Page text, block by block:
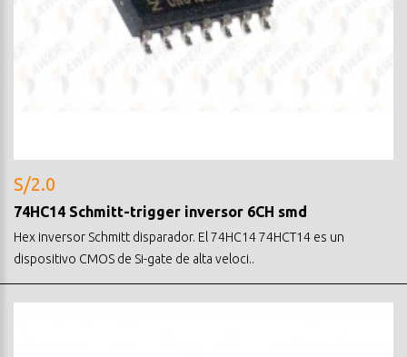
S/2.0
74HC14 Schmitt-trigger inversor 6CH smd
Hex inversor Schmitt disparador. El 74HC14 74HCT14 es un
dispositivo CMOS de Si-gate de alta veloci..